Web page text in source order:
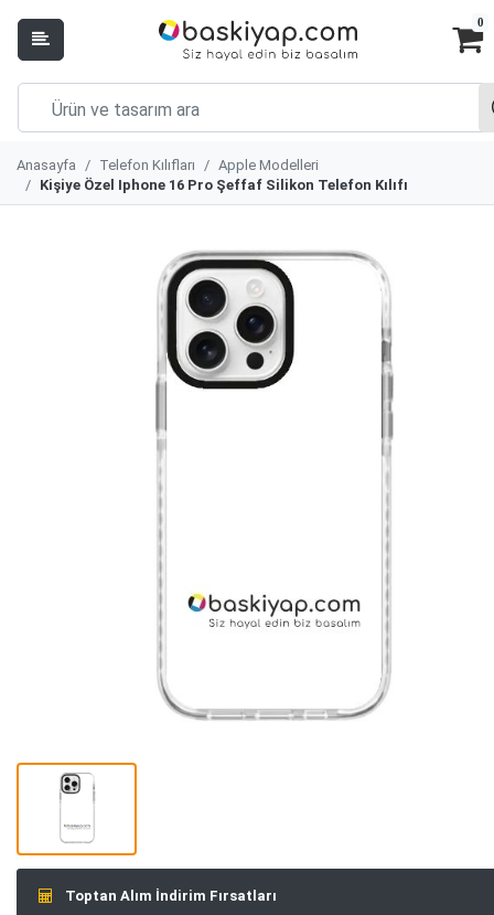
0
Anasayfa Telefon Kılıfları
Apple Modelleri
Kişiye Özel Iphone 16 Pro Şeffaf Silikon Telefon Kılıfı
Toptan Alım İndirim Fırsatları